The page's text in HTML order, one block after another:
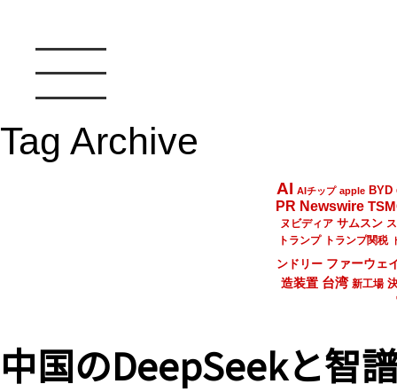
Tag Archive
AI AIチップ apple BYD
PR Newswire
ヌビディア サムスン
トランプ
トランプ関税
ンドリー ファーウェ
造装置 台湾 新工場
中国のDeepSeekと智